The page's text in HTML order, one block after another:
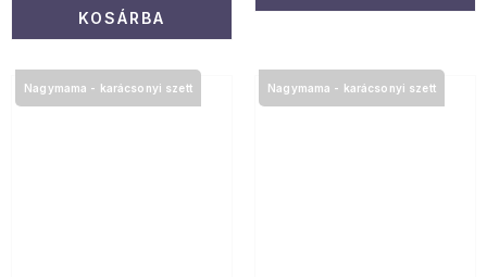
KOSÁRBA
Nagymama - karácsonyi szett Nagymama - karácsonyi szett